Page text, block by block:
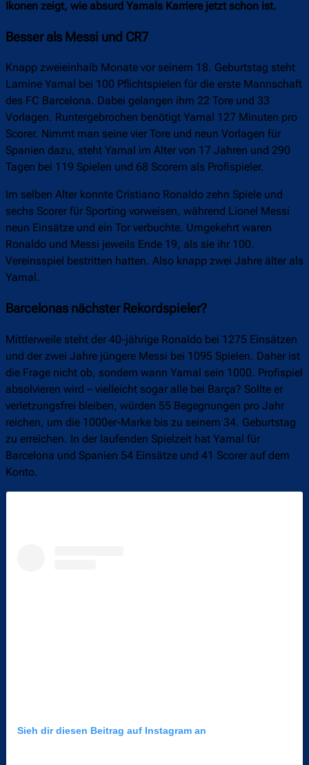
Ikonen zeigt, wie absurd Yamals Karriere jetzt schon ist.
Besser als Messi und CR7
Knapp zweieinhalb Monate vor seinem 18. Geburtstag steht
Lamine Yamal bei 100 Pflichtspielen für die erste Mannschaft
des FC Barcelona. Dabei gelangen ihm 22 Tore und 33
Vorlagen. Runtergebrochen benötigt Yamal 127 Minuten pro
Scorer. Nimmt man seine vier Tore und neun Vorlagen für
Spanien dazu, steht Yamal im Alter von 17 Jahren und 290
Tagen bei 119 Spielen und 68 Scorern als Profispieler.
Im selben Alter konnte Cristiano Ronaldo zehn Spiele und
sechs Scorer für Sporting vorweisen, während Lionel Messi
neun Einsätze und ein Tor verbuchte. Umgekehrt waren
Ronaldo und Messi jeweils Ende 19, als sie ihr 100.
Vereinsspiel bestritten hatten. Also knapp zwei Jahre älter als
Yamal.
Barcelonas nächster Rekordspieler?
Mittlerweile steht der 40-jährige Ronaldo bei 1275 Einsätzen
und der zwei Jahre jüngere Messi bei 1095 Spielen. Daher ist
die Frage nicht ob, sondern wann Yamal sein 1000. Profispiel
absolvieren wird – vielleicht sogar alle bei Barça? Sollte er
verletzungsfrei bleiben, würden 55 Begegnungen pro Jahr
reichen, um die 1000er-Marke bis zu seinem 34. Geburtstag
zu erreichen. In der laufenden Spielzeit hat Yamal für
Barcelona und Spanien 54 Einsätze und 41 Scorer auf dem
Konto.
Sieh dir diesen Beitrag auf Instagram an